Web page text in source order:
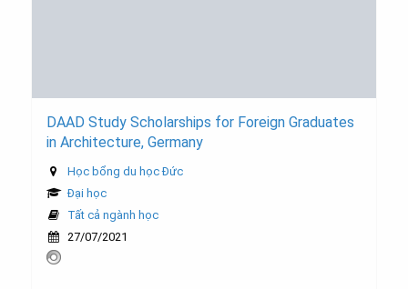
DAAD Study Scholarships for Foreign Graduates
in Architecture, Germany
Học bổng du học Đức
Đại học
Tất cả ngành học
27/07/2021